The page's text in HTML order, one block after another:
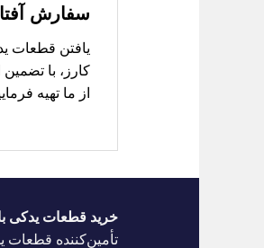
سفارش
یافتن قطعات
کارز، با
از ما تهیه
خرید قطعات یدکی با
تأمین‌کننده قطعات